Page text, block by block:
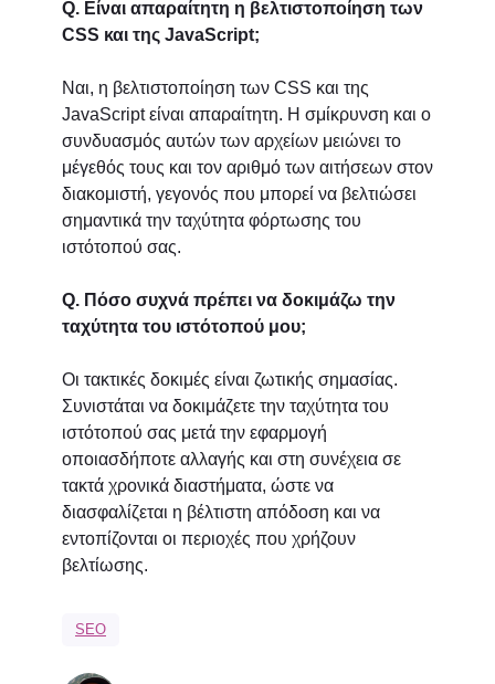
Q. Είναι απαραίτητη η βελτιστοποίηση των
CSS και της JavaScript;
Ναι, η βελτιστοποίηση των CSS και της
JavaScript είναι απαραίτητη. Η σμίκρυνση και ο
συνδυασμός αυτών των αρχείων μειώνει το
μέγεθός τους και τον αριθμό των αιτήσεων στον
διακομιστή, γεγονός που μπορεί να βελτιώσει
σημαντικά την ταχύτητα φόρτωσης του
ιστότοπού σας.
Q. Πόσο συχνά πρέπει να δοκιμάζω την
ταχύτητα του ιστότοπού μου;
Οι τακτικές δοκιμές είναι ζωτικής σημασίας.
Συνιστάται να δοκιμάζετε την ταχύτητα του
ιστότοπού σας μετά την εφαρμογή
οποιασδήποτε αλλαγής και στη συνέχεια σε
τακτά χρονικά διαστήματα, ώστε να
διασφαλίζεται η βέλτιστη απόδοση και να
εντοπίζονται οι περιοχές που χρήζουν
βελτίωσης.
SEO